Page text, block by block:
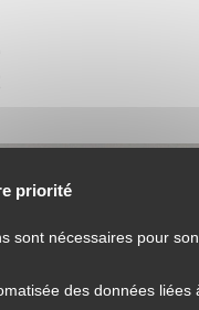
priorité
sont nécessaires pour
des données liées